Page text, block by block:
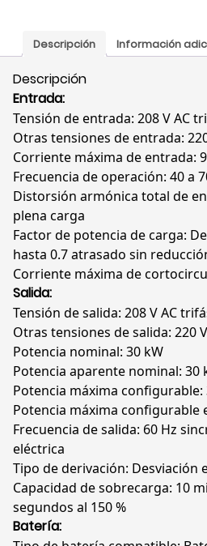
Conversión
208
V,
Pantalla
LCD
Táctil,
Baterías
Internas,
E3SUPS30KFB
Descripción Información
Descripción
Entrada:
Tensión de entrada: 208 V AC
Otras tensiones de entrada:
Corriente máxima de entrada:
Frecuencia de operación: 40 a
Distorsión armónica total de
plena carga
Factor de potencia de carga:
hasta 0.7 atrasado sin
Corriente máxima de
Salida:
Tensión de salida: 208 V AC
Otras tensiones de salida: 220 V
Potencia nominal: 30 kW
Potencia aparente nominal: 30
Potencia máxima configurable:
Potencia máxima configurable
Frecuencia de salida: 60 Hz
eléctrica
Tipo de derivación: Desviación
Capacidad de sobrecarga: 10
segundos al 150 %
Batería: